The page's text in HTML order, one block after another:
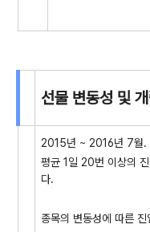
선물 변동성 및
2015년 ~ 2016년 7월.
평균 1일 20번 이상의
다.
종목의 변동성에 따른